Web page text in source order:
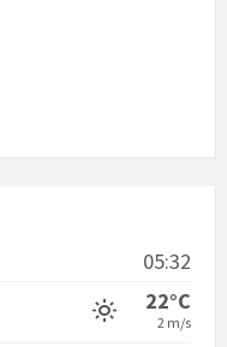
05:32
22°C
2 m/s